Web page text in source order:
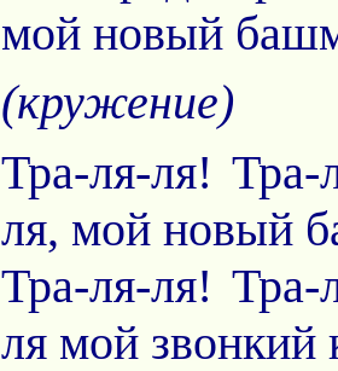
мой новый
(кружение)
Тра-ля-ля! Тра-
ля, мой новый
Тра-ля-ля! Тра-
ля мой звонкий